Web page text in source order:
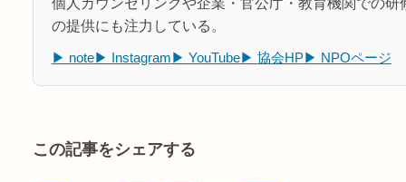
の提供にも注力している。
▶ note▶ Instagram▶ YouTube▶ 協会HP▶ NPOページ
この記事をシェアする